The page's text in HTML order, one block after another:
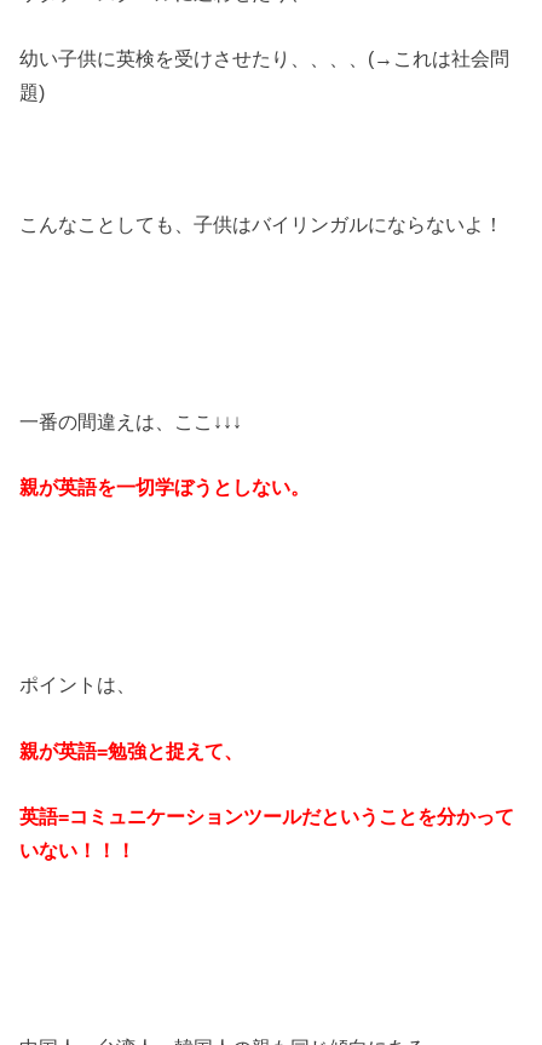
幼い子供に英検を受けさせたり、、、、(→これは社会問
題)
こんなことしても、子供はバイリンガルにならないよ！
一番の間違えは、ここ↓↓↓
親が英語を一切学ぼうとしない。
ポイントは、
親が英語=勉強と捉えて、
英語=コミュニケーションツールだということを分かって
いない！！！